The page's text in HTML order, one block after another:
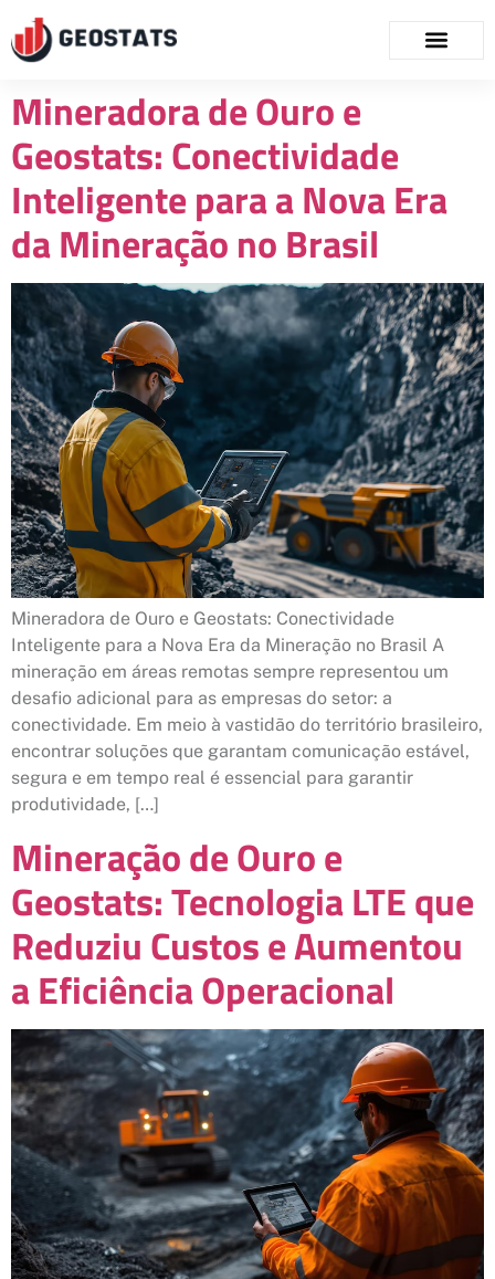
Mineradora de Ouro e
Geostats: Conectividade
Inteligente para a Nova Era
da Mineração no Brasil
Mineradora de Ouro e Geostats: Conectividade
Inteligente para a Nova Era da Mineração no Brasil A
mineração em áreas remotas sempre representou um
desafio adicional para as empresas do setor: a
conectividade. Em meio à vastidão do território brasileiro,
encontrar soluções que garantam comunicação estável,
segura e em tempo real é essencial para garantir
produtividade, […]
Mineração de Ouro e
Geostats: Tecnologia LTE que
Reduziu Custos e Aumentou
a Eficiência Operacional